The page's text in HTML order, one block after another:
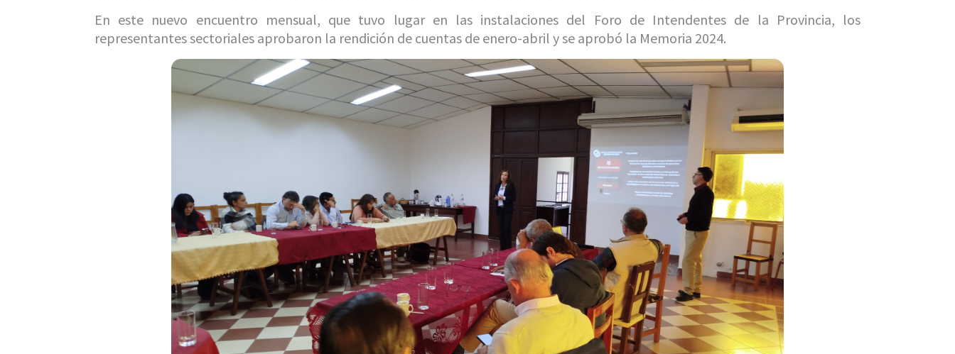
En este nuevo encuentro mensual, que tuvo lugar en las instalaciones del Foro de Intendentes de la Provincia, los
representantes sectoriales aprobaron la rendición de cuentas de enero-abril y se aprobó la Memoria 2024.